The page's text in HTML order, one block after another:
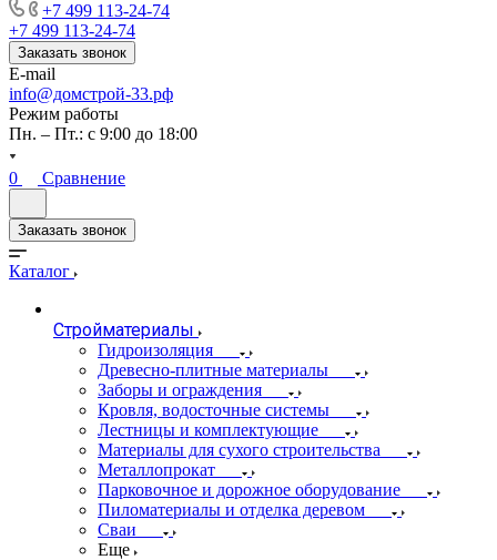
+7 499 113-24-74
+7 499 113-24-74
Заказать звонок
E-mail
info@домстрой-33.рф
Режим работы
Пн. – Пт.: с 9:00 до 18:00
0 Сравнение
Заказать звонок
Каталог
Стройматериалы
Гидроизоляция
Древесно-плитные материалы
Заборы и ограждения
Кровля, водосточные системы
Лестницы и комплектующие
Материалы для сухого строительства
Металлопрокат
Парковочное и дорожное оборудование
Пиломатериалы и отделка деревом
Сваи
Еще